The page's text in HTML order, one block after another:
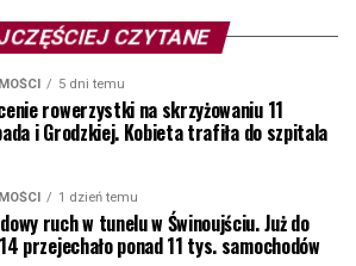
CZYTANE
5 dni temu
rowerzystki na skrzyżowaniu 11
i Grodzkiej. Kobieta trafiła do szpitala
1 dzień temu
ruch w tunelu w Świnoujściu. Już do
przejechało ponad 11 tys. samochodów